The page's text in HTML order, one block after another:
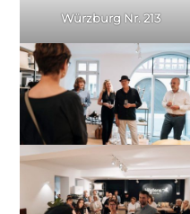
Würzburg Nr. 213